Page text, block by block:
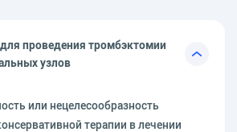
проведения тромбэктомии
узлов
или нецелесообразность
терапии в лечении